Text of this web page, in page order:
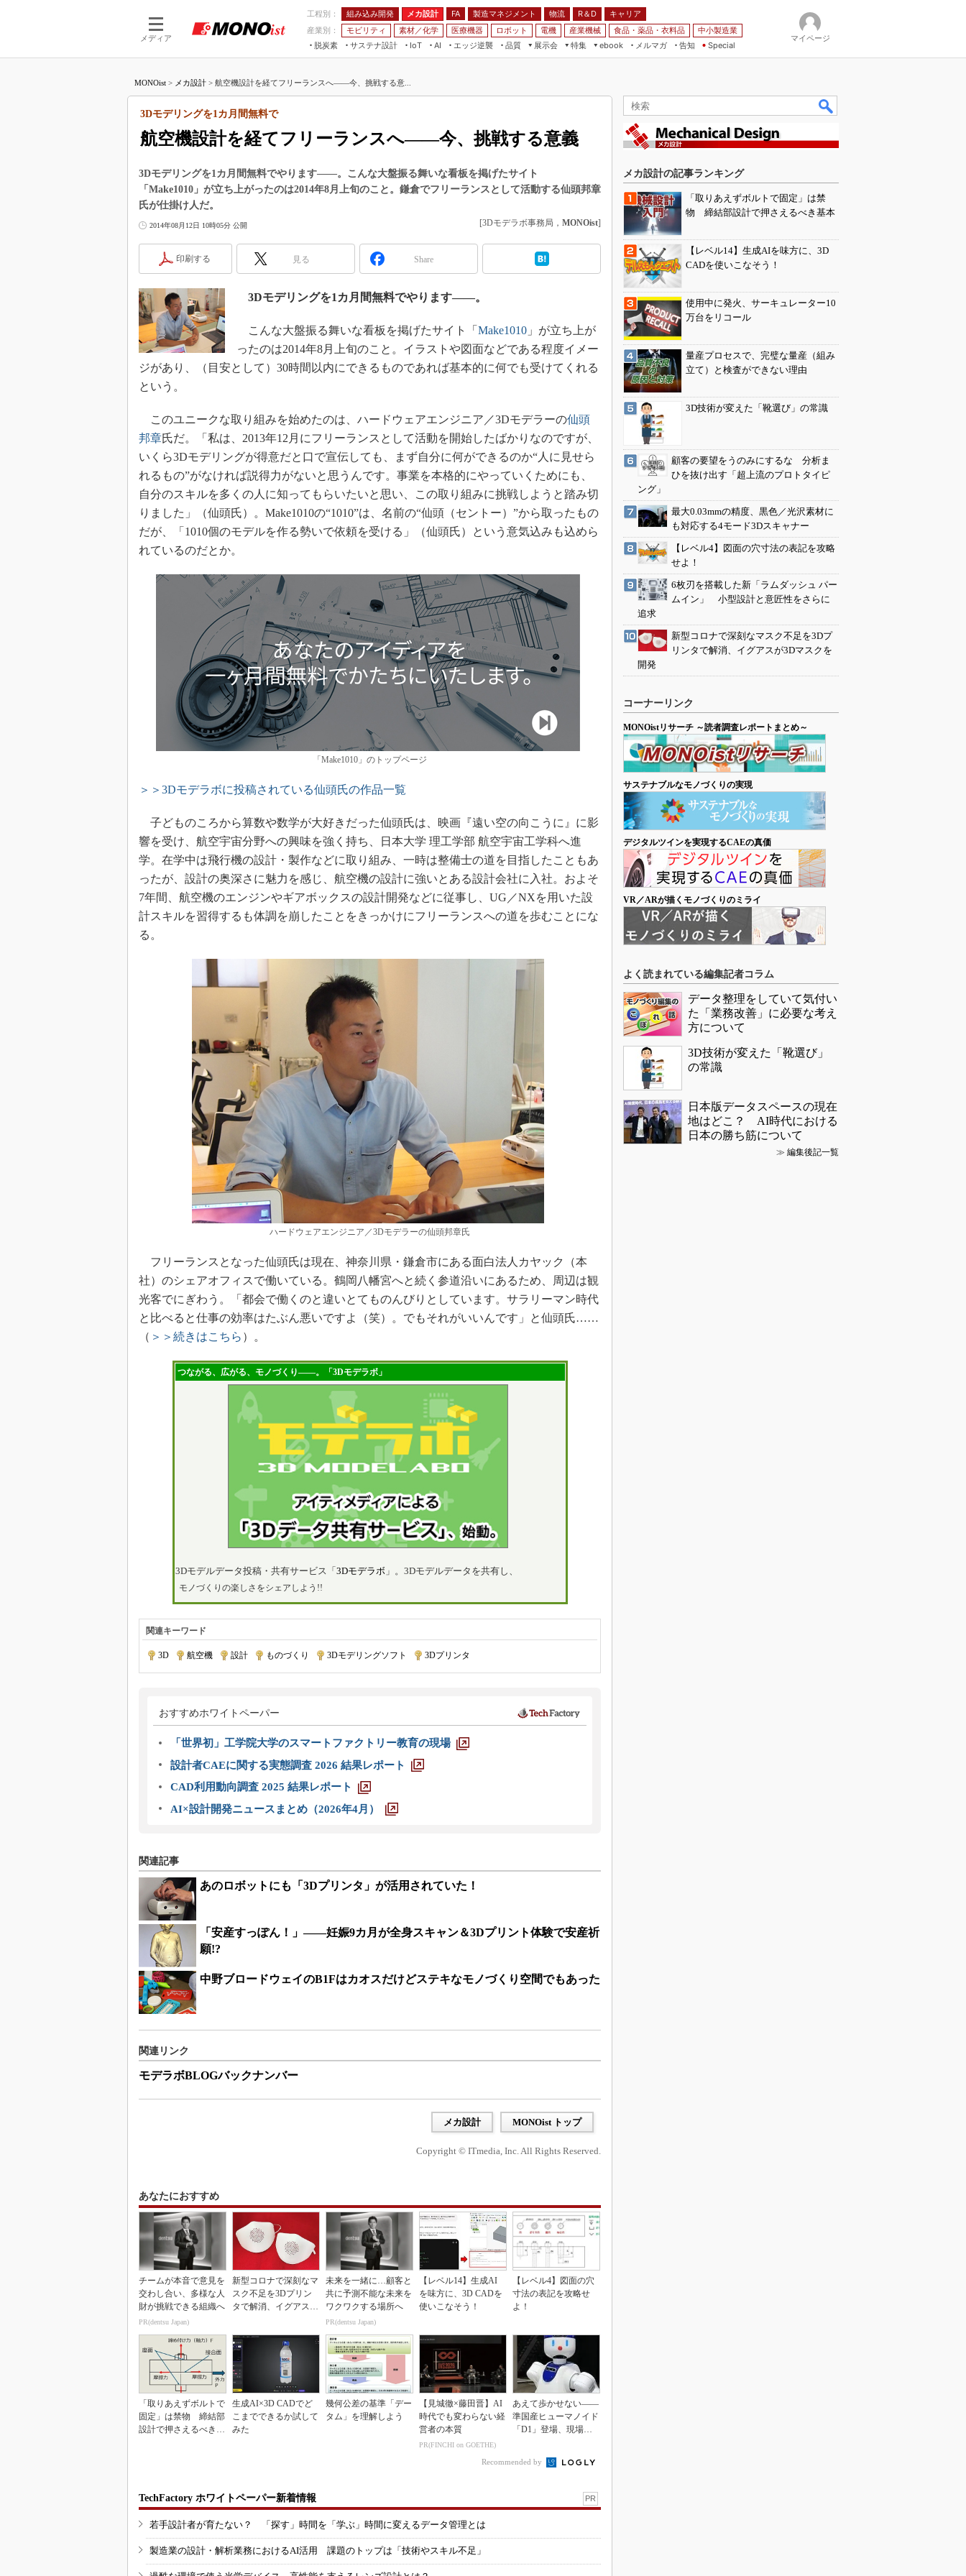
メディア
工程別： 組み込み開発 メカ設計 FA 製造マネジメント 物流 R＆D
キャリア
産業別：
モビリティ 素材／化学 医療機器 ロボット 電機 産業機械 食品・薬品・衣料品
中小製造業
脱炭素
サステナ設計
IoT
つながる工場
つながるサービス
AI
AI×設備保全
エッジ逆襲 品質
展示会
JIMTOF
IIFES
ジャパンモビリティショー
日本ものづくりワールド
産業オープンネット展
特集
VR／AR
フィールドサービス
FPGA
組み込み画像技術
車載ソフト開発
無償設計ツール
3Dプリンタ
デジタルツインとCAE
S＆OP
イノベーション
製造業ビッグデータ
メイドインジャパン
植物工場
海外生産
新型コロナへの対応
ebook
モビリティ
素材／化学
メルマガ
告知 Special
マイページ
MONOist > メカ設計 > 航空機設計を経てフリーランスへ――今、挑戦する意...
航空機設計を経てフリーランスへ――今、挑戦する意義
3Dモデリングを1カ月間無料で
3Dモデリングを1カ月間無料でやります――。こんな大盤振る舞いな看板を掲げたサイト
「Make1010」が立ち上がったのは2014年8月上旬のこと。鎌倉でフリーランスとして活動する仙頭邦章
氏が仕掛け人だ。
2014年08月12日 10時05分 公開 [3Dモデラボ事務局， MONOist]
印刷する 見る Share
3Dモデリングを1カ月間無料でやります――。
こんな大盤振る舞いな看板を掲げたサイト「 Make1010 」が立ち上が
ったのは2014年8月上旬のこと。イラストや図面などである程度イメー
ジがあり、（目安として）30時間以内にできるものであれば基本的に何でも受けてくれる
という。
このユニークな取り組みを始めたのは、ハードウェアエンジニア／3Dモデラーの仙頭
邦章氏だ。「私は、2013年12月にフリーランスとして活動を開始したばかりなのですが、
いくら3Dモデリングが得意だと口で宣伝しても、まず自分に何ができるのか“人に見せら
れるもの”がなければ説得力がないと思うんです。事業を本格的にやっていくためにも、
自分のスキルを多くの人に知ってもらいたいと思い、この取り組みに挑戦しようと踏み切
りました」（仙頭氏）。Make1010の“1010”は、名前の“仙頭（セントー）”から取ったもの
だが、「1010個のモデルを作る勢いで依頼を受ける」（仙頭氏）という意気込みも込めら
れているのだとか。
「Make1010」のトップページ
＞＞3Dモデラボに投稿されている仙頭氏の作品一覧
子どものころから算数や数学が大好きだった仙頭氏は、映画『遠い空の向こうに』に影
響を受け、航空宇宙分野への興味を強く持ち、日本大学 理工学部 航空宇宙工学科へ進
学。在学中は飛行機の設計・製作などに取り組み、一時は整備士の道を目指したこともあ
ったが、設計の奥深さに魅力を感じ、航空機の設計に強いとある設計会社に入社。およそ
7年間、航空機のエンジンやギアボックスの設計開発などに従事し、UG／NXを用いた設
計スキルを習得するも体調を崩したことをきっかけにフリーランスへの道を歩むことにな
る。
ハードウェアエンジニア／3Dモデラーの仙頭邦章氏
フリーランスとなった仙頭氏は現在、神奈川県・鎌倉市にある面白法人カヤック（本
社）のシェアオフィスで働いている。鶴岡八幡宮へと続く参道沿いにあるため、周辺は観
光客でにぎわう。「都会で働くのと違いとてものんびりとしています。サラリーマン時代
と比べると仕事の効率はたぶん悪いですよ（笑）。でもそれがいいんです」と仙頭氏……
（ ＞＞続きはこちら ）。
つながる、広がる、モノづくり――。「3Dモデラボ」
3Dモデルデータ投稿・共有サービス「 3Dモデラボ」。3Dモデルデータを共有し、
モノづくりの楽しさをシェアしよう!!
関連キーワード
3D 航空機 設計 ものづくり 3Dモデリングソフト 3Dプリンタ
おすすめホワイトペーパー
「世界初」工学院大学のスマートファクトリー教育の現場
設計者CAEに関する実態調査 2026 結果レポート
CAD利用動向調査 2025 結果レポート
AI×設計開発ニュースまとめ（2026年4月）
関連記事
あのロボットにも「3Dプリンタ」が活用されていた！
「安産すっぽん！」――妊娠9カ月が全身スキャン＆3Dプリント体験で安産祈
願!?
中野ブロードウェイのB1Fはカオスだけどステキなモノづくり空間でもあった
関連リンク
モデラボBLOGバックナンバー
メカ設計 MONOist トップ
Copyright © ITmedia, Inc. All Rights Reserved.
あなたにおすすめ
チームが本音で意見を
交わし合い、多様な人
財が挑戦できる組織へ
PR(dentsu Japan)
新型コロナで深刻なマ
スク不足を3Dプリン
タで解消、イグアスが
未来を一緒に…顧客と
共に予測不能な未来を
ワクワクする場所へ
PR(dentsu Japan)
【レベル14】生成AI
を味方に、3D CADを
使いこなそう！
【レベル4】図面の穴
寸法の表記を攻略せ
よ！
「取りあえずボルトで
固定」は禁物 締結部
設計で押さえるべき基
生成AI×3D CADでど
こまでできるか試して
みた
幾何公差の基準「デー
タム」を理解しよう
【見城徹×藤田晋】AI
時代でも変わらない経
営者の本質
PR(FINCHI on GOETHE)
あえて歩かせない――
準国産ヒューマノイド
「D1」登場、現場稼
Recommended by
TechFactory ホワイトペーパー新着情報 PR
若手設計者が育たない？ 「探す」時間を「学ぶ」時間に変えるデータ管理とは
製造業の設計・解析業務におけるAI活用 課題のトップは「技術やスキル不足」
メカ設計の記事ランキング
「取りあえずボルトで固定」は禁
物 締結部設計で押さえるべき基本
【レベル14】生成AIを味方に、3D
CADを使いこなそう！
使用中に発火、サーキュレーター10
万台をリコール
量産プロセスで、完璧な量産（組み
立て）と検査ができない理由
3D技術が変えた「靴選び」の常識
顧客の要望をうのみにするな 分析ま
ひを抜け出す「超上流のプロトタイピ
ング」
最大0.03mmの精度、黒色／光沢素材に
も対応する4モード3Dスキャナー
【レベル4】図面の穴寸法の表記を攻略
せよ！
6枚刃を搭載した新「ラムダッシュ パー
ムイン」 小型設計と意匠性をさらに
追求
新型コロナで深刻なマスク不足を3Dプ
リンタで解消、イグアスが3Dマスクを
開発
コーナーリンク
MONOistリサーチ ～読者調査レポートまとめ～
サステナブルなモノづくりの実現
デジタルツインを実現するCAEの真価
VR／ARが描くモノづくりのミライ
よく読まれている編集記者コラム
データ整理をしていて気付い
た「業務改善」に必要な考え
方について
3D技術が変えた「靴選び」
の常識
日本版データスペースの現在
地はどこ？ AI時代における
日本の勝ち筋について
≫ 編集後記一覧